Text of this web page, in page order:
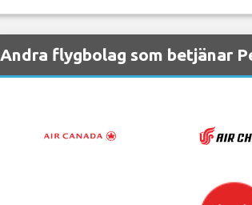
Andra flygbolag som betjänar